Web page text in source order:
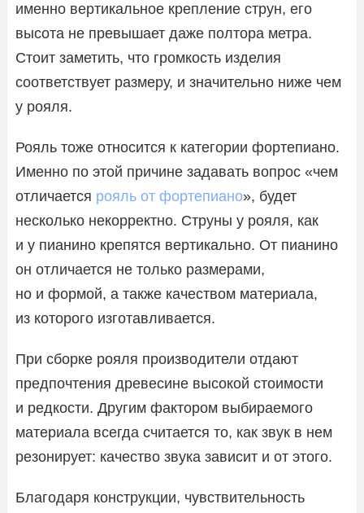
именно вертикальное крепление струн, его
высота не превышает даже полтора метра.
Стоит заметить, что громкость изделия
соответствует размеру, и значительно ниже чем
у рояля.
Рояль тоже относится к категории фортепиано.
Именно по этой причине задавать вопрос «чем
отличается рояль от фортепиано», будет
несколько некорректно. Струны у рояля, как
и у пианино крепятся вертикально. От пианино
он отличается не только размерами,
но и формой, а также качеством материала,
из которого изготавливается.
При сборке рояля производители отдают
предпочтения древесине высокой стоимости
и редкости. Другим фактором выбираемого
материала всегда считается то, как звук в нем
резонирует: качество звука зависит и от этого.
Благодаря конструкции, чувствительность